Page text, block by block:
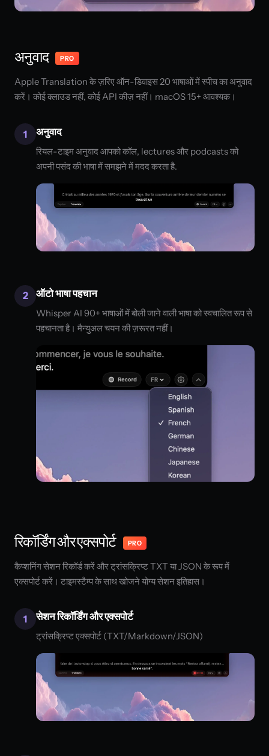
अनुवाद PRO
Apple Translation के ज़रिए ऑन-डिवाइस 20 भाषाओं में स्पीच का अनुवाद
करें। कोई क्लाउड नहीं, कोई API कीज़ नहीं। macOS 15+ आवश्यक।
1 अनुवाद
रियल-टाइम अनुवाद आपको कॉल, lectures और podcasts को
अपनी पसंद की भाषा में समझने में मदद करता है.
2 ऑटो भाषा पहचान
Whisper AI 90+ भाषाओं में बोली जाने वाली भाषा को स्वचालित रूप से
पहचानता है। मैन्युअल चयन की ज़रूरत नहीं।
रिकॉर्डिंग और एक्सपोर्ट PRO
कैप्शनिंग सेशन रिकॉर्ड करें और ट्रांसक्रिप्ट TXT या JSON के रूप में
एक्सपोर्ट करें। टाइमस्टैम्प के साथ खोजने योग्य सेशन इतिहास।
1 सेशन रिकॉर्डिंग और एक्सपोर्ट
ट्रांसक्रिप्ट एक्सपोर्ट (TXT/Markdown/JSON)